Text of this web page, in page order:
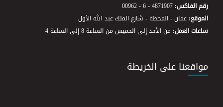
رقم الفاكس: 00962 - 6 - 4871907
الموقع: عمان - المحطة - شارع الملك عبد الله الأول
ساعات العمل: من الأحد إلى الخميس من الساعة 8 إلى الساعة 4
مواقعنا على الخريطة